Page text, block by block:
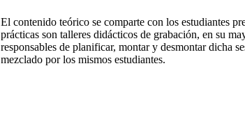
El contenido teórico se comparte con los estudiantes
prácticas son talleres didácticos de grabación, en su
responsables de planificar, montar y desmontar dicha
mezclado por los mismos estudiantes.